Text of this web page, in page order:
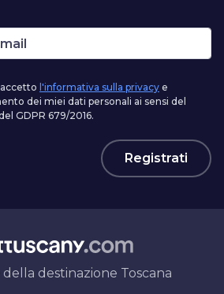
l'informativa sulla privacy e
dei miei dati personali ai sensi del
GDPR 679/2016.
Registrati
destinazione Toscana